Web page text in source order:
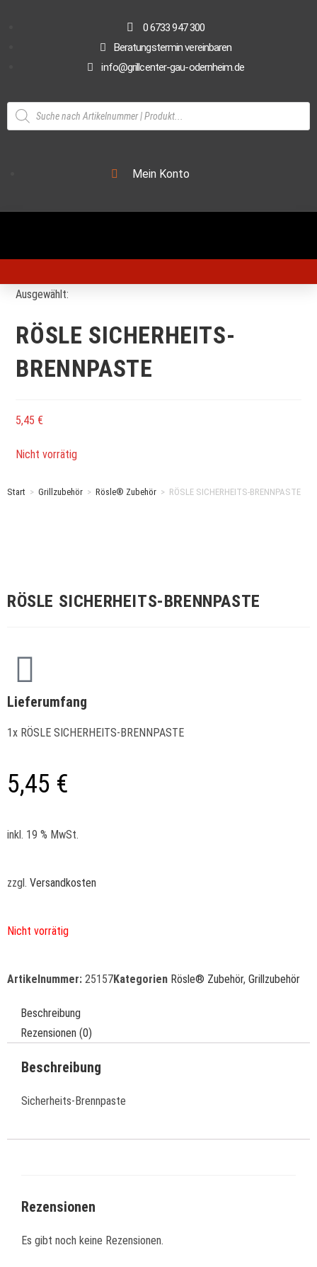
0 6733 947 300
Beratungstermin vereinbaren
info@grillcenter-gau-odernheim.de
Mein Konto
Ausgewählt:
RÖSLE SICHERHEITS-
BRENNPASTE
5,45 €
Nicht vorrätig
Start > Grillzubehör > Rösle® Zubehör > RÖSLE SICHERHEITS-BRENNPASTE
RÖSLE SICHERHEITS-BRENNPASTE
Lieferumfang
1x RÖSLE SICHERHEITS-BRENNPASTE
5,45 €
inkl. 19 % MwSt.
zzgl. Versandkosten
Nicht vorrätig
Artikelnummer: 25157Kategorien Rösle® Zubehör, Grillzubehör
Beschreibung
Rezensionen (0)
Beschreibung
Sicherheits-Brennpaste
Rezensionen
Es gibt noch keine Rezensionen.